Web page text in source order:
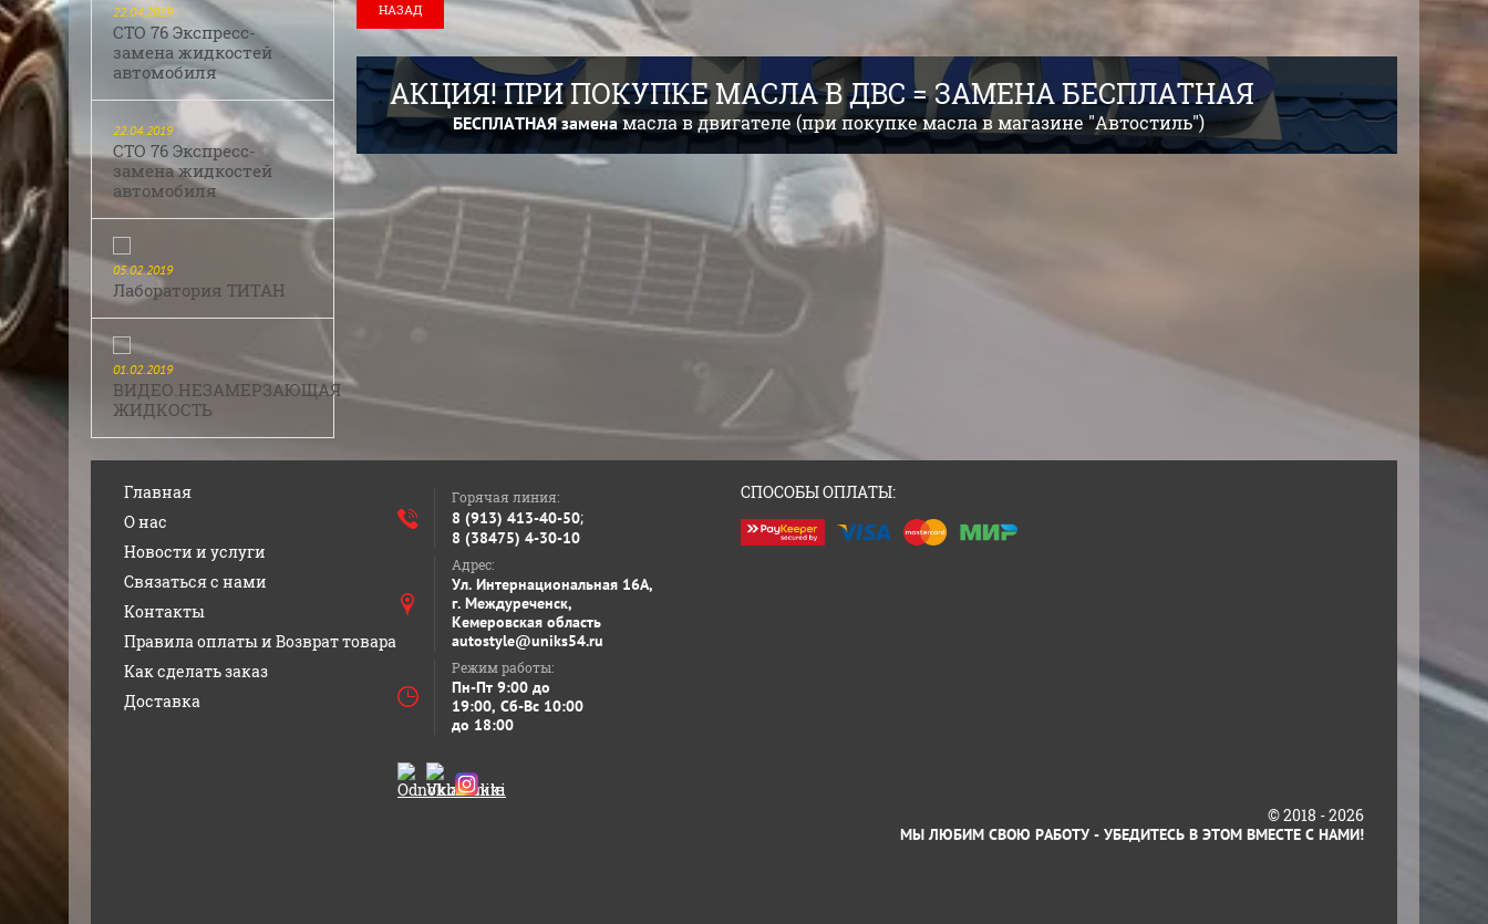
22.04.2019
СТО 76 Экспресс-
замена жидкостей
автомобиля
22.04.2019
СТО 76 Экспресс-
замена жидкостей
автомобиля
05.02.2019
Лаборатория ТИТАН
01.02.2019
ВИДЕО.НЕЗАМЕРЗАЮЩАЯ
ЖИДКОСТЬ
НАЗАД
АКЦИЯ! ПРИ ПОКУПКЕ МАСЛА В ДВС = ЗАМЕНА БЕСПЛАТНАЯ
БЕСПЛАТНАЯ замена масла в двигателе (при покупке масла в магазине "Автостиль")
Главная
О нас
Новости и услуги
Связаться с нами
Контакты
Правила оплаты и Возврат товара
Как сделать заказ
Доставка
Горячая линия:
8 (913) 413-40-50;
8 (38475) 4-30-10
Адрес:
Ул. Интернациональная 16А,
г. Междуреченск,
Кемеровская область
autostyle@uniks54.ru
Режим работы:
Пн-Пт 9:00 до
19:00, Сб-Вс 10:00
до 18:00
СПОСОБЫ ОПЛАТЫ:
© 2018 - 2026
МЫ ЛЮБИМ СВОЮ РАБОТУ - УБЕДИТЕСЬ В ЭТОМ ВМЕСТЕ С НАМИ!